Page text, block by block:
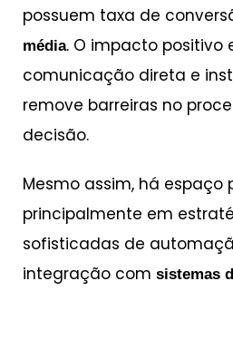
possuem taxa de
média. O impacto positivo
comunicação direta e
remove barreiras no
decisão.
Mesmo assim, há espaço
principalmente em
sofisticadas de
integração com sistemas